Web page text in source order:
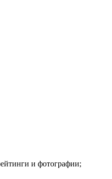
и фотографии;